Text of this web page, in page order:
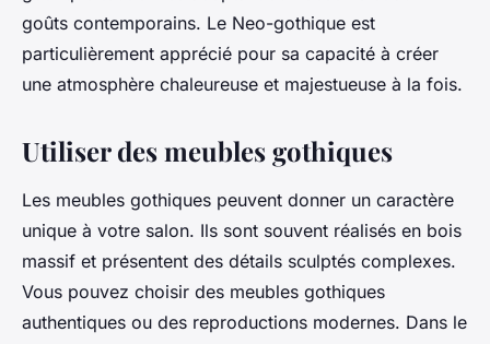
goûts contemporains. Le Neo-gothique est
particulièrement apprécié pour sa capacité à créer
une atmosphère chaleureuse et majestueuse à la fois.
Utiliser des meubles gothiques
Les meubles gothiques peuvent donner un caractère
unique à votre salon. Ils sont souvent réalisés en bois
massif et présentent des détails sculptés complexes.
Vous pouvez choisir des meubles gothiques
authentiques ou des reproductions modernes. Dans le